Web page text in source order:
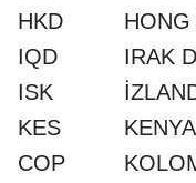
HKD
IQD
IRAK
ISK
KES
COP